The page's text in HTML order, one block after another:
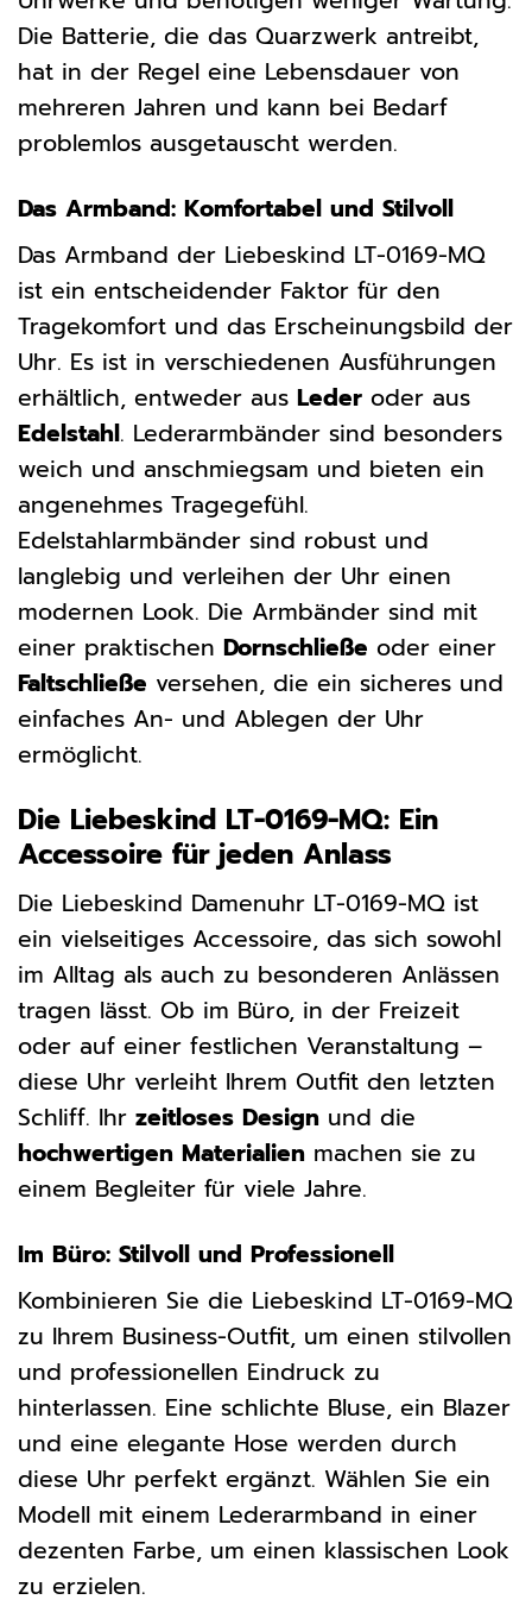
Die Batterie, die das Quarzwerk antreibt,
hat in der Regel eine Lebensdauer von
mehreren Jahren und kann bei Bedarf
problemlos ausgetauscht werden.
Das Armband: Komfortabel und Stilvoll
Das Armband der Liebeskind LT-0169-MQ
ist ein entscheidender Faktor für den
Tragekomfort und das Erscheinungsbild der
Uhr. Es ist in verschiedenen Ausführungen
erhältlich, entweder aus Leder oder aus
Edelstahl. Lederarmbänder sind besonders
weich und anschmiegsam und bieten ein
angenehmes Tragegefühl.
Edelstahlarmbänder sind robust und
langlebig und verleihen der Uhr einen
modernen Look. Die Armbänder sind mit
einer praktischen Dornschließe oder einer
Faltschließe versehen, die ein sicheres und
einfaches An- und Ablegen der Uhr
ermöglicht.
Die Liebeskind LT-0169-MQ: Ein
Accessoire für jeden Anlass
Die Liebeskind Damenuhr LT-0169-MQ ist
ein vielseitiges Accessoire, das sich sowohl
im Alltag als auch zu besonderen Anlässen
tragen lässt. Ob im Büro, in der Freizeit
oder auf einer festlichen Veranstaltung –
diese Uhr verleiht Ihrem Outfit den letzten
Schliff. Ihr zeitloses Design und die
hochwertigen Materialien machen sie zu
einem Begleiter für viele Jahre.
Im Büro: Stilvoll und Professionell
Kombinieren Sie die Liebeskind LT-0169-MQ
zu Ihrem Business-Outfit, um einen stilvollen
und professionellen Eindruck zu
hinterlassen. Eine schlichte Bluse, ein Blazer
und eine elegante Hose werden durch
diese Uhr perfekt ergänzt. Wählen Sie ein
Modell mit einem Lederarmband in einer
dezenten Farbe, um einen klassischen Look
zu erzielen.